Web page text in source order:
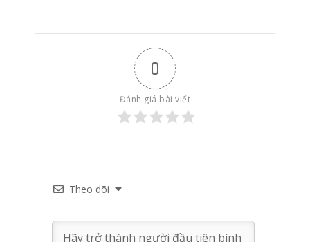
0
Đánh giá bài viết
Theo dõi